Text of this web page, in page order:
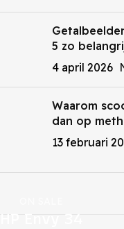
5 zo
4 april 2026
Waarom
dan op
13 februari
HP Envy 34